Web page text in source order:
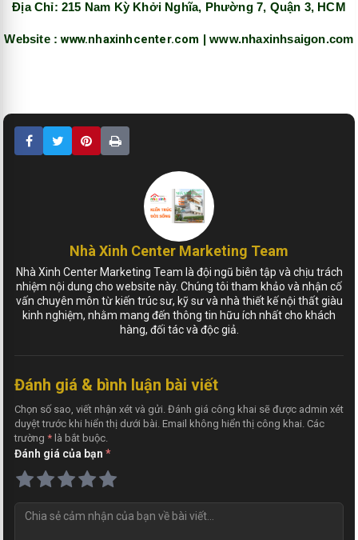
Địa Chỉ: 215 Nam Kỳ Khởi Nghĩa, Phường 7, Quận 3, HCM
Website :www.nhaxinhcenter.com | www.nhaxinhsaigon.com
Nhà Xinh Center Marketing Team
Nhà Xinh Center Marketing Team là đội ngũ biên tập và chịu trách
nhiệm nội dung cho website này. Chúng tôi tham khảo và nhận cố
vấn chuyên môn từ kiến trúc sư, kỹ sư và nhà thiết kế nội thất giàu
kinh nghiệm, nhằm mang đến thông tin hữu ích nhất cho khách
hàng, đối tác và độc giả.
Đánh giá & bình luận bài viết
Chọn số sao, viết nhận xét và gửi. Đánh giá công khai sẽ được admin xét
duyệt trước khi hiển thị dưới bài. Email không hiển thị công khai. Các
trường * là bắt buộc.
Đánh giá của bạn *